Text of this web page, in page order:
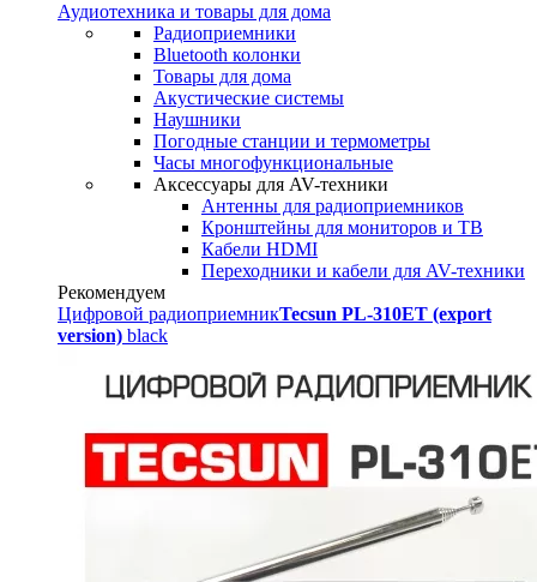
Аудиотехника и товары для дома
Радиоприемники
Bluetooth колонки
Товары для дома
Акустические системы
Наушники
Погодные станции и термометры
Часы многофункциональные
Аксессуары для AV-техники
Антенны для радиоприемников
Кронштейны для мониторов и ТВ
Кабели HDMI
Переходники и кабели для AV-техники
Рекомендуем
Цифровой радиоприемникTecsun PL-310ET (export
version) black